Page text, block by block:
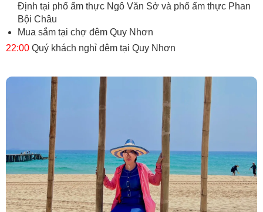
Định tại phố ẩm thực Ngô Văn Sở và phố ẩm thực Phan
Bội Châu
Mua sắm tại chợ đêm Quy Nhơn
22:00 Quý khách nghỉ đêm tại Quy Nhơn